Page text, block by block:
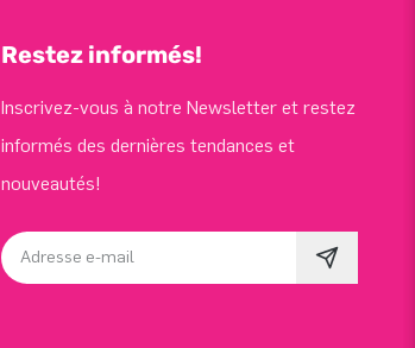
Restez informés!
Inscrivez-vous à notre Newsletter et restez
informés des dernières tendances et
nouveautés!
Adresse e-mail